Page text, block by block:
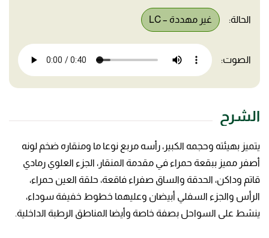
الحالة: غير مهددة – LC
الصوت:
الشرح
يتميز بهيئته وحجمه الكبير، رأسه مربع نوعا ما ومنقاره ضخم لونه
أصفر مميز ببقعة حمراء في مقدمة المنقار، الجزء العلوي رمادي
قاتم وداكن، الحدقة والساق صفراء فاقعة، حلقة العين حمراء،
الرأس والجزء السفلي أبيضان وعليهما خطوط خفيفة سوداء،
ينشط على السواحل بصفة خاصة وأيضا المناطق الرطبة الداخلية.